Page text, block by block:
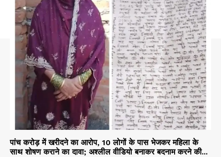
पांच करोड़ में खरीदने का आरोप, 10 लोगों के पास भेजकर महिला के
साथ शोषण कराने का दावा; अश्लील वीडियो बनाकर बदनाम करने की...